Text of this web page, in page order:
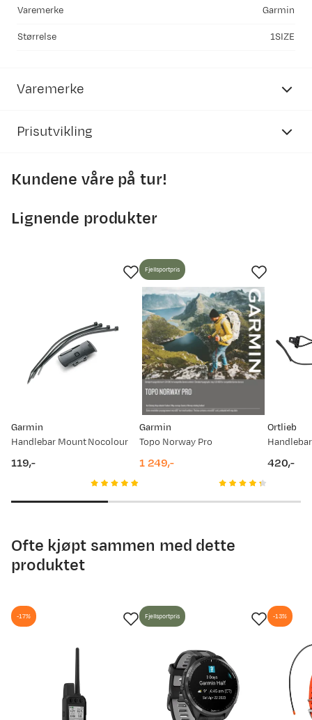
Varemerke Garmin
Størrelse 1SIZE
Varemerke
Prisutvikling
24. mai 6. jun. 19. jun. 2. jul. 15. jul. 28. jul.
Prisdato Ny pris
10.08.2025 499,-
Kundene våre på tur!
Lignende produkter
Garmin
Handlebar Mount Nocolour
119,-
Garmin
Topo Norway Pro
Fjellsportpris
1 249,-
Ortlieb
420,-
Ofte kjøpt sammen med dette
produktet
-17% Fjellsportpris -13%